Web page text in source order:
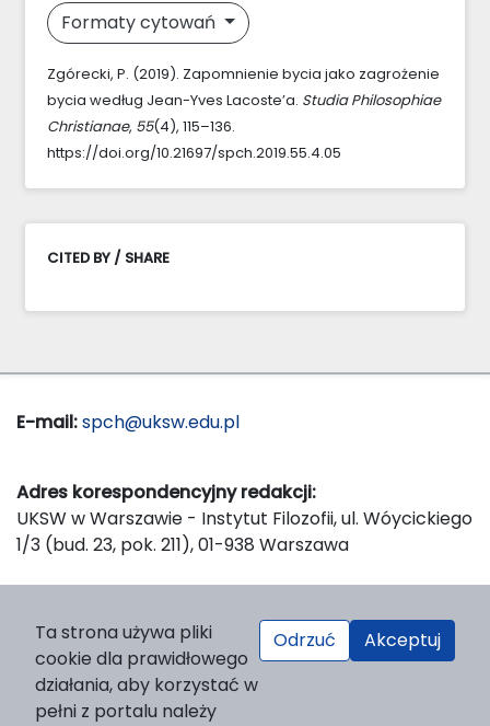
Formaty cytowań
Zgórecki, P. (2019). Zapomnienie bycia jako zagrożenie
bycia według Jean-Yves Lacoste’a. Studia Philosophiae
Christianae, 55(4), 115–136.
https://doi.org/10.21697/spch.2019.55.4.05
CITED BY / SHARE
E-mail:spch@uksw.edu.pl
Adres korespondencyjny redakcji:
UKSW w Warszawie - Instytut Filozofii, ul. Wóycickiego
1/3 (bud. 23, pok. 211), 01-938 Warszawa
Wydawnictwo Naukowe UKSW, ul. Dewajtis 5, domek
nr 2, 01-815 Warszawa
Strona WWW Wydawnictwa
e-mail: wydawnictwo@uksw.edu.pl
Ta strona używa pliki
cookie dla prawidłowego
działania, aby korzystać w
pełni z portalu należy
Odrzuć Akceptuj